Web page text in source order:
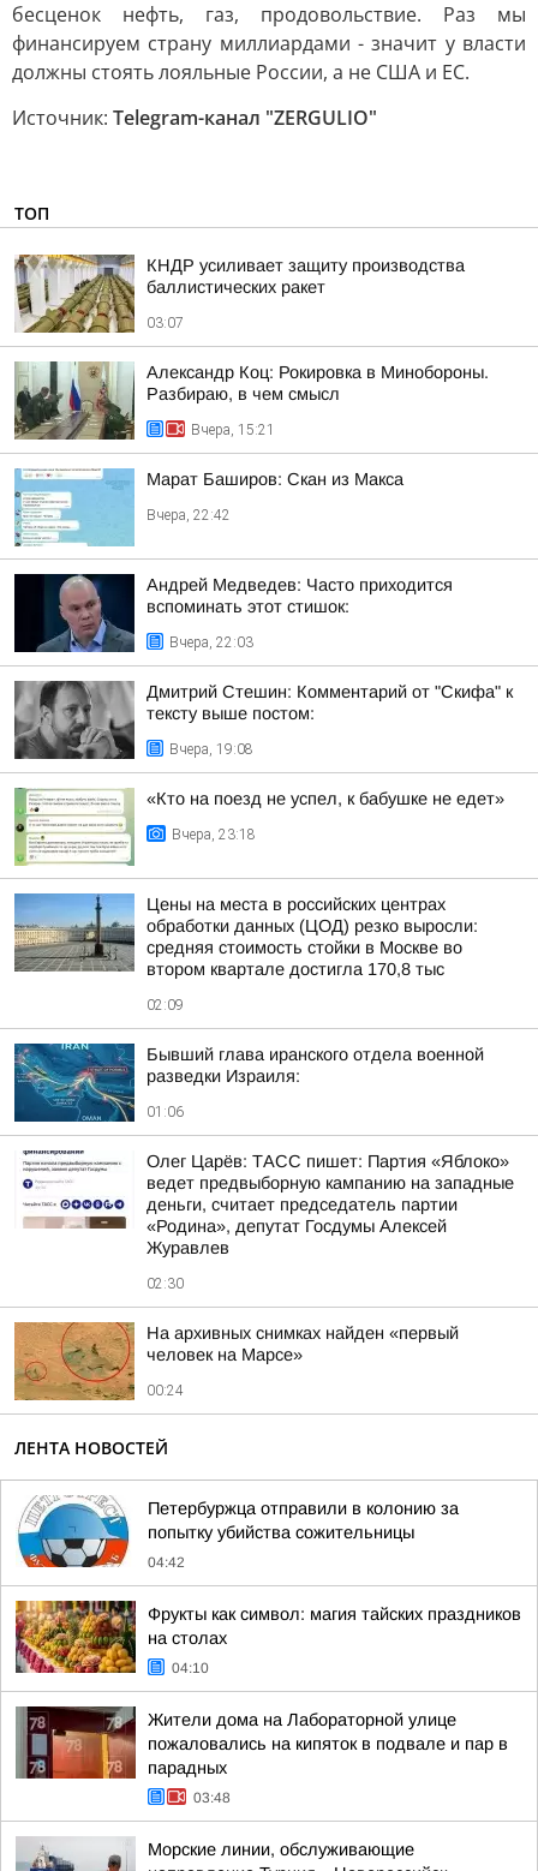
бесценок нефть, газ, продовольствие. Раз мы
финансируем страну миллиардами - значит у власти
должны стоять лояльные России, а не США и ЕС.
Источник: Telegram-канал "ZERGULIO"
ТОП
КНДР усиливает защиту производства
баллистических ракет
03:07
Александр Коц: Рокировка в Минобороны.
Разбираю, в чем смысл
Вчера, 15:21
Марат Баширов: Скан из Макса
Вчера, 22:42
Андрей Медведев: Часто приходится
вспоминать этот стишок:
Вчера, 22:03
Дмитрий Стешин: Комментарий от "Скифа" к
тексту выше постом:
Вчера, 19:08
«Кто на поезд не успел, к бабушке не едет»
Вчера, 23:18
Цены на места в российских центрах
обработки данных (ЦОД) резко выросли:
средняя стоимость стойки в Москве во
втором квартале достигла 170,8 тыс
02:09
Бывший глава иранского отдела военной
разведки Израиля:
01:06
Олег Царёв: ТАСС пишет: Партия «Яблоко»
ведет предвыборную кампанию на западные
деньги, считает председатель партии
«Родина», депутат Госдумы Алексей
Журавлев
02:30
На архивных снимках найден «первый
человек на Марсе»
00:24
ЛЕНТА НОВОСТЕЙ
Петербуржца отправили в колонию за
попытку убийства сожительницы
04:42
Фрукты как символ: магия тайских праздников
на столах
04:10
Жители дома на Лабораторной улице
пожаловались на кипяток в подвале и пар в
парадных
03:48
Морские линии, обслуживающие